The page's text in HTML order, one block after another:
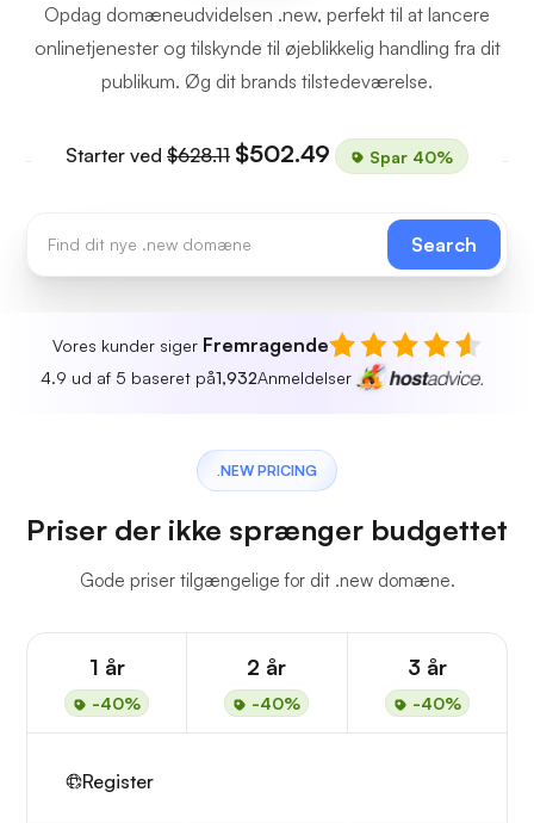
Opdag domæneudvidelsen .new, perfekt til at lancere
onlinetjenester og tilskynde til øjeblikkelig handling fra dit
publikum. Øg dit brands tilstedeværelse.
Starter ved $628.11 $502.49 Spar 40%
Search
Vores kunder siger Fremragende
4.9 ud af 5 baseret på1,932Anmeldelser
.NEW PRICING
Priser der ikke sprænger budgettet
Gode priser tilgængelige for dit .new domæne.
1 år
-40%
2 år
-40%
3 år
-40%
Register